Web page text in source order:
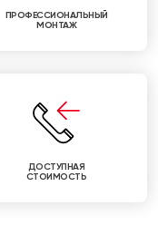
ПРОФЕССИОНАЛЬНЫЙ
МОНТАЖ
ДОСТУПНАЯ
СТОИМОСТЬ